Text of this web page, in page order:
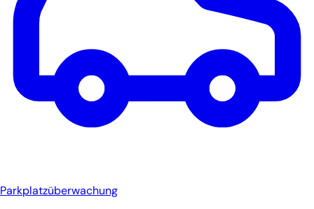
Parkplatzüberwachung